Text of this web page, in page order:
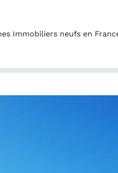
Immobiliers neufs en